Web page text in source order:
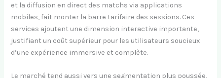
et la diffusion en direct des matchs via applications
mobiles, fait monter la barre tarifaire des sessions. Ces
services ajoutent une dimension interactive importante,
justifiant un coût supérieur pour les utilisateurs soucieux
d’une expérience immersive et complète.
Le marché tend aussi vers une segmentation plus poussée,